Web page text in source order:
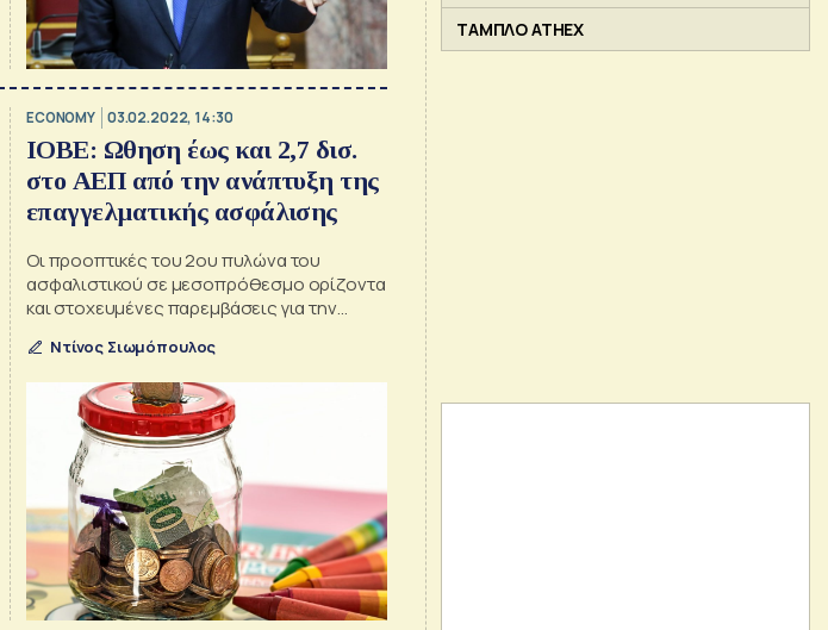
ECONOMY 03.02.2022, 14:30
ΙΟΒΕ: Ωθηση έως και 2,7 δισ.
στο ΑΕΠ από την ανάπτυξη της
επαγγελματικής ασφάλισης
Οι προοπτικές του 2ου πυλώνα του
ασφαλιστικού σε μεσοπρόθεσμο ορίζοντα
και στοχευμένες παρεμβάσεις για την
ΙΟΒΕΝτίνος Σιωμόπουλος
ΤΑΜΠΛΟ ATHEX